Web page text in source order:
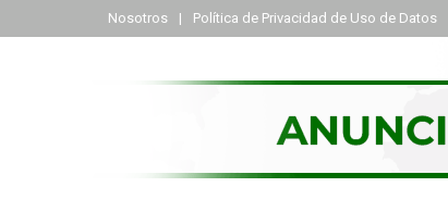
Nosotros Política de Privacidad de Uso de Datos